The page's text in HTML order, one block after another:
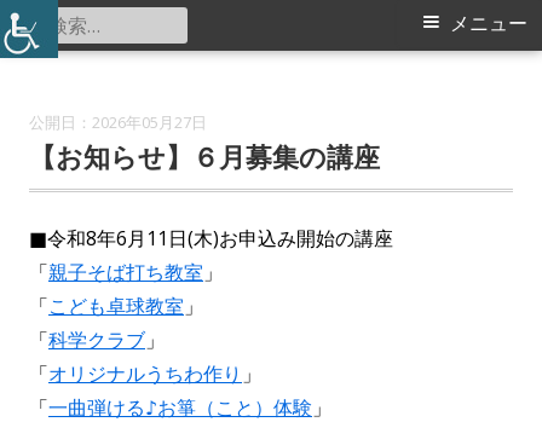
コ
ン
仲町台地区センター
メ
メニュー
検
索:
2026年05月27日
【お知らせ】６月募集の講座
■令和8年6月11日(木)お申込み開始の講座
「親子そば打ち教室 」
「こども卓球教室 」
「科学クラブ 」
「オリジナルうちわ作り 」
「一曲弾ける♪お箏（こと）体験 」